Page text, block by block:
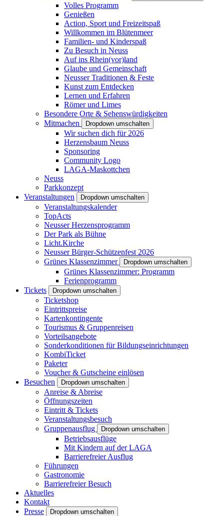
Volles Programm
Genießen
Action, Sport und Freizeitspaß
Willkommen im Blütenmeer
Familien- und Kinderspaß
Zu Besuch in Neuss
Auf ins Rhein(vor)land
Glaube und Gemeinschaft
Neusser Traditionen & Feste
Kunst zum Entdecken
Lernen und Erfahren
Römer und Limes
Besondere Orte & Sehenswürdigkeiten
Mitmachen
Dropdown umschalten
Wir suchen dich für 2026
Herzensbaum Neuss
Sponsoring
Community Logo
LAGA-Maskottchen
Neuss
Parkkonzept
Veranstaltungen
Dropdown umschalten
Veranstaltungskalender
TopActs
Neusser Herzensprogramm
Der Park als Bühne
Licht.Kirche
Neusser Bürger-Schützenfest 2026
Grünes Klassenzimmer
Dropdown umschalten
Grünes Klassenzimmer: Programm
Ferienprogramm
Tickets
Dropdown umschalten
Ticketshop
Eintrittspreise
Kartenkontingente
Tourismus & Gruppenreisen
Vorteilsangebote
Sonderkonditionen für Bildungseinrichtungen
KombiTicket
Paketer
Voucher & Gutscheine einlösen
Besuchen
Dropdown umschalten
Anreise & Abreise
Öffnungszeiten
Eintritt & Tickets
Veranstaltungsbesuch
Gruppenausflug
Dropdown umschalten
Betriebsausflüge
Mit Kindern auf der LAGA
Barrierefreier Ausflug
Führungen
Gastronomie
Barrierefreier Besuch
Aktuelles
Kontakt
Presse
Dropdown umschalten